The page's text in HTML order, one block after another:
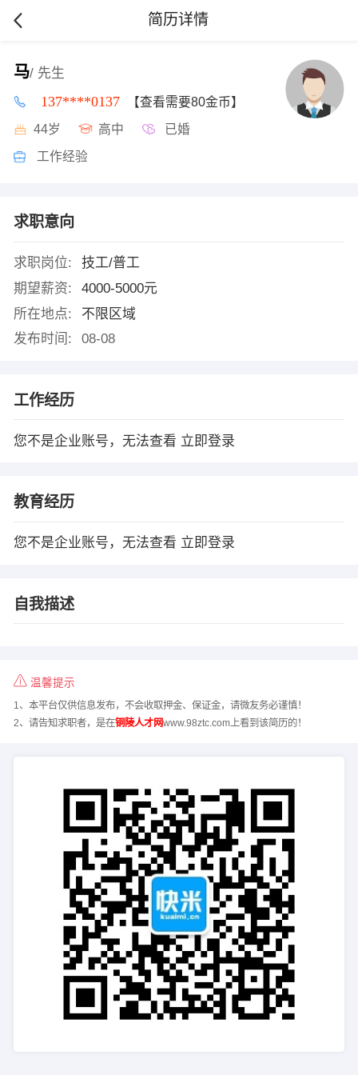
简历详情
马/ 先生
137****0137 【查看需要80金币】
44岁 高中 已婚
工作经验
求职意向
求职岗位:
技工/普工
期望薪资:
4000-5000元
所在地点:
不限区域
发布时间:
08-08
工作经历
您不是企业账号，无法查看 立即登录
教育经历
您不是企业账号，无法查看 立即登录
自我描述
温馨提示
1、本平台仅供信息发布，不会收取押金、保证金，请微友务必谨慎！
2、请告知求职者，是在铜陵人才网www.98ztc.com上看到该简历的！